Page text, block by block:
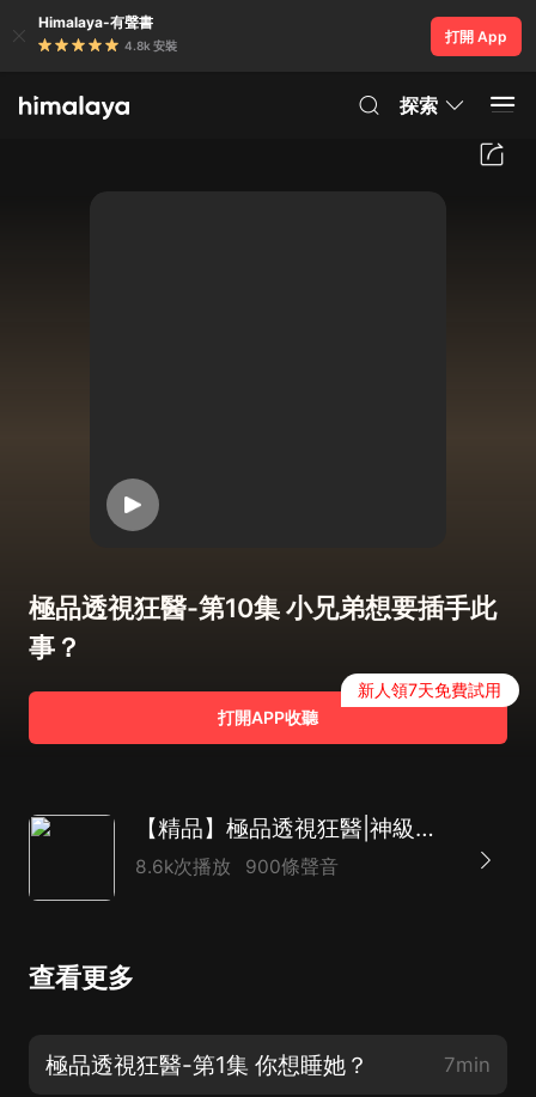
Himalaya-有聲書
4.8k 安裝
打開 App
探索
極品透視狂醫-第10集 小兄弟想要插手此
事？
打開APP收聽
新人領7天免費試用
【精品】極品透視狂醫|神級透視|黃金眼
8.6k次播放 900條聲音
查看更多
極品透視狂醫-第1集 你想睡她？ 7min